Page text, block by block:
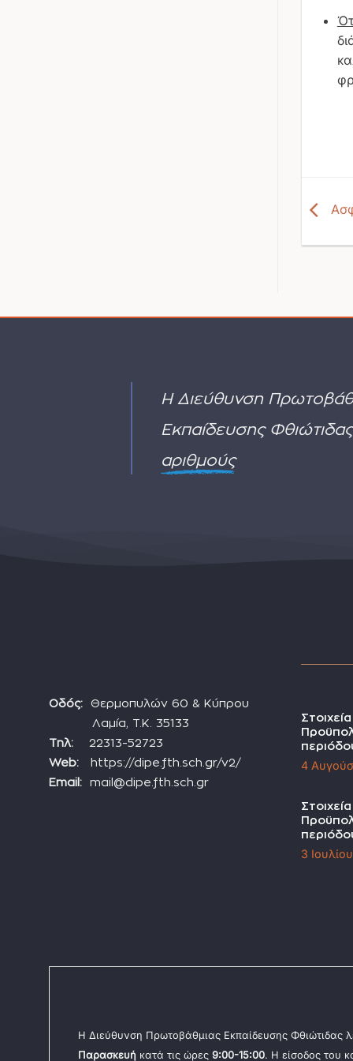
Η Διεύθυνση
Εκπαίδευσης
αριθμούς
Οδός: Θερμοπυλών 60 & Κύπρου
Λαμία, Τ.Κ. 35133
Τηλ: 22313-52723
Web: https://dipe.fth.sch.gr/v2/
Email: mail@dipe.fth.sch.gr
4
3
Η Διεύθυνση Πρωτοβάθμιας Εκπαίδευσης Φθιώτιδας
Παρασκευή κατά τις ώρες 9:00-15:00. Η είσοδος του